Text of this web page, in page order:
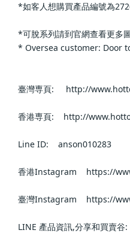
*如客人想購買產品編號為
*可脫系列請到官網
* Oversea customer:
臺灣専頁:     http://
香港専頁:    http://
Line ID:
香港Instagram
臺灣Instagram
LINE 產品資訊,分享